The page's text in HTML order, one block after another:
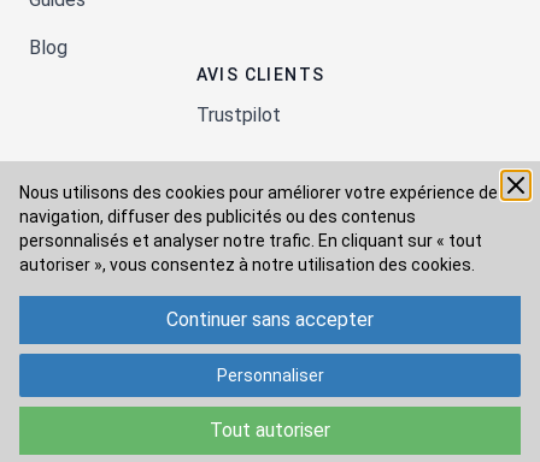
Nous utilisons des cookies pour améliorer votre expérience de
navigation, diffuser des publicités ou des contenus
personnalisés et analyser notre trafic. En cliquant sur « tout
autoriser », vous consentez à notre utilisation des cookies.
Tout autoriser
Continuer sans accepter
Personnaliser
Blog
AVIS CLIENTS
Trustpilot
Moyens de paiement
Modes de livraison